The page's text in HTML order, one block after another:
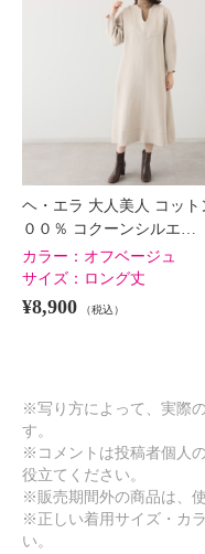
ヘ・エラ 大人美人 コット
００％ コクーンシルエ…
カラー： オフベージュ
サイズ： ロング丈
¥8,900 （税込）
※写り方によって、実際
す。
※コメントは投稿者個人
役立てください。
※販売期間外の商品は、
※正しい着用サイズ・カ
い。